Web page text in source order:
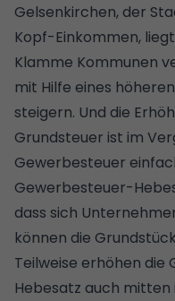
Gelsenkirchen, der
Kopf-Einkommen,
Klamme Kommunen
mit Hilfe eines
steigern. Und die
Grundsteuer ist im
Gewerbesteuer
Gewerbesteuer-
dass sich
können die
Teilweise erhöhen die
Hebesatz auch